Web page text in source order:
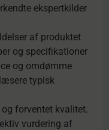
ekspertkilder
af produktet
og specifikationer
og omdømme
typisk
forventet kvalitet.
vurdering af